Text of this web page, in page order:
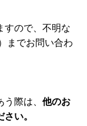
すので、不明な
までお問い合わ
際は、 他のお
い。